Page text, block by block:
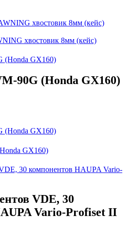
хвостовик 8мм (кейс)
90G (Honda GX160)
GX160)
VDE, 30
Vario-Profiset II